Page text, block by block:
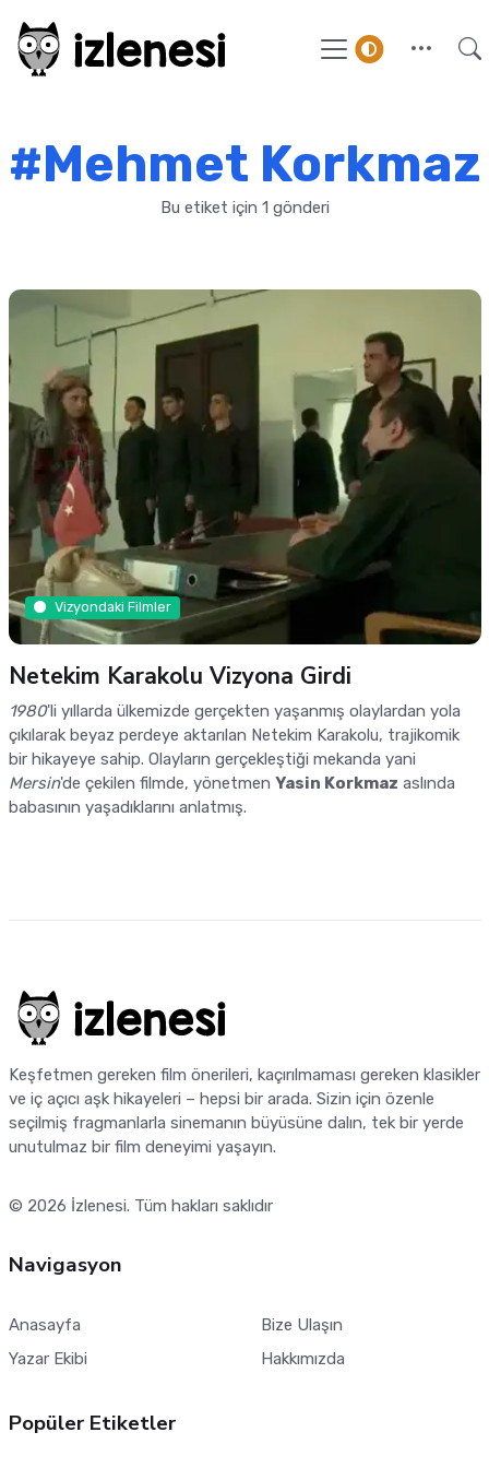
#Mehmet Korkmaz
Bu etiket için 1 gönderi
Vizyondaki Filmler
Netekim Karakolu Vizyona Girdi
1980'li yıllarda ülkemizde gerçekten yaşanmış olaylardan yola
çıkılarak beyaz perdeye aktarılan Netekim Karakolu, trajikomik
bir hikayeye sahip. Olayların gerçekleştiği mekanda yani
Mersin'de çekilen filmde, yönetmen Yasin Korkmaz aslında
babasının yaşadıklarını anlatmış.
Keşfetmen gereken film önerileri, kaçırılmaması gereken klasikler
ve iç açıcı aşk hikayeleri – hepsi bir arada. Sizin için özenle
seçilmiş fragmanlarla sinemanın büyüsüne dalın, tek bir yerde
unutulmaz bir film deneyimi yaşayın.
© 2026 İzlenesi. Tüm hakları saklıdır
Navigasyon
Anasayfa
Yazar Ekibi
Bize Ulaşın
Hakkımızda
Popüler Etiketler